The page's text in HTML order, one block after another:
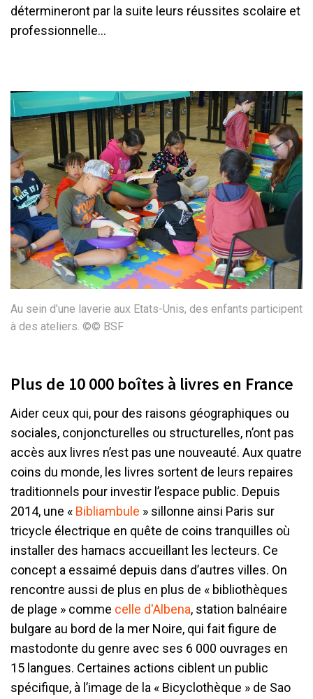
détermineront par la suite leurs réussites scolaire et
professionnelle…
Au sein d’une laverie aux Etats-Unis, des enfants participent
à des ateliers. ©© BSF
Plus de 10 000 boîtes à livres en France
Aider ceux qui, pour des raisons géographiques ou
sociales, conjoncturelles ou structurelles, n’ont pas
accès aux livres n’est pas une nouveauté. Aux quatre
coins du monde, les livres sortent de leurs repaires
traditionnels pour investir l’espace public. Depuis
2014, une « Bibliambule » sillonne ainsi Paris sur
tricycle électrique en quête de coins tranquilles où
installer des hamacs accueillant les lecteurs. Ce
concept a essaimé depuis dans d’autres villes. On
rencontre aussi de plus en plus de « bibliothèques
de plage » comme celle d'Albena, station balnéaire
bulgare au bord de la mer Noire, qui fait figure de
mastodonte du genre avec ses 6 000 ouvrages en
15 langues. Certaines actions ciblent un public
spécifique, à l’image de la « Bicyclothèque » de Sao